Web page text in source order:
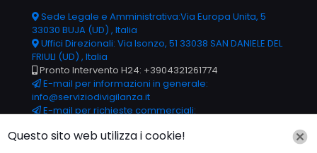
Sede Legale e Amministrativa:Via Europa Unita, 5
33030 BUJA (UD) , Italia
Uffici Direzionali: Via Isonzo, 51 33038 SAN DANIELE DEL
FRIULI (UD) , Italia
Pronto Intervento H24: +3904321261774
E-mail per informazioni in generale:
info@serviziodivigilanza.it
E-mail per richieste commerciali:
E-mail per informazioni riguardo la contabilità
Questo sito web utilizza i cookie!